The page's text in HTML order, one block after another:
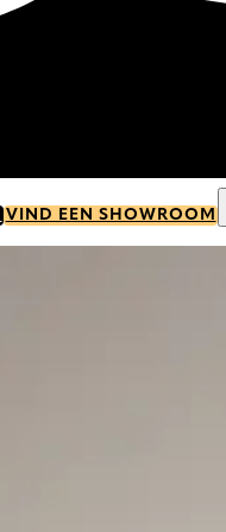
VIND EEN SHOWROOM